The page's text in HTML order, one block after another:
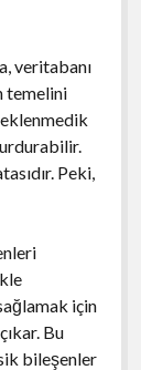
veritabanı
temelini
Peki,
için
Bu
bileşenler